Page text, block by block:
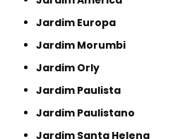
Jardim Europa
Jardim Morumbi
Jardim Orly
Jardim Paulista
Jardim Paulistano
Jardim Santa Helena